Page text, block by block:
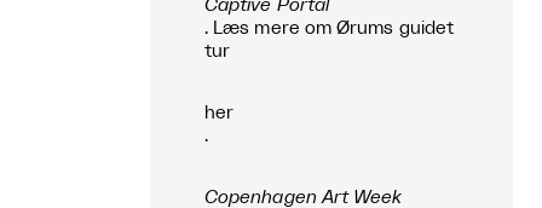
Captive Portal
. Læs mere om Ørums guidet
tur
her
.
Copenhagen Art Week